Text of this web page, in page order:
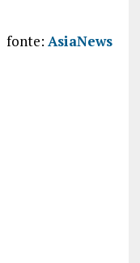
fonte:AsiaNews